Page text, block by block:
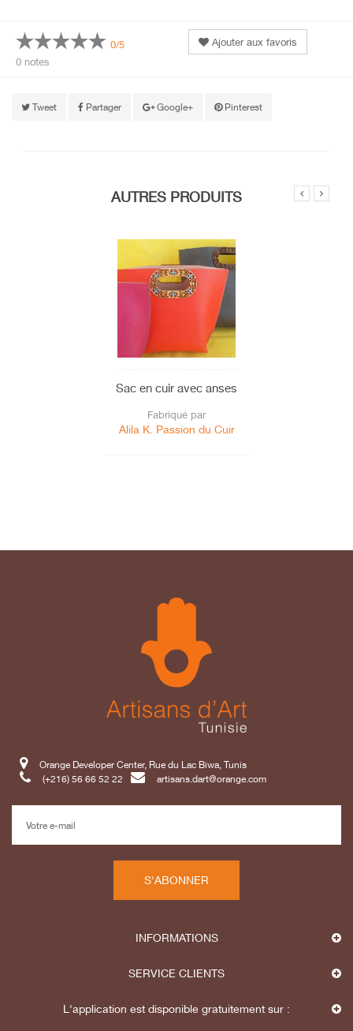
0/5
Ajouter aux favoris
0 notes
Tweet Partager Google+ Pinterest
AUTRES PRODUITS
Sac en cuir avec anses
Fabriqué par
Alila K. Passion du Cuir
Orange Developer Center, Rue du Lac Biwa, Tunis
(+216) 56 66 52 22
artisans.dart@orange.com
S'ABONNER
INFORMATIONS
SERVICE CLIENTS
L'application est disponible gratuitement sur :